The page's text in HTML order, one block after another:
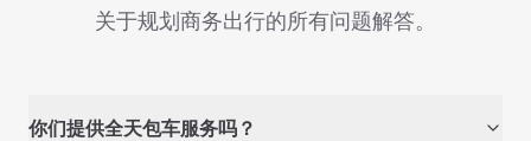
关于规划商务出行的所有问题解答。
你们提供全天包车服务吗？